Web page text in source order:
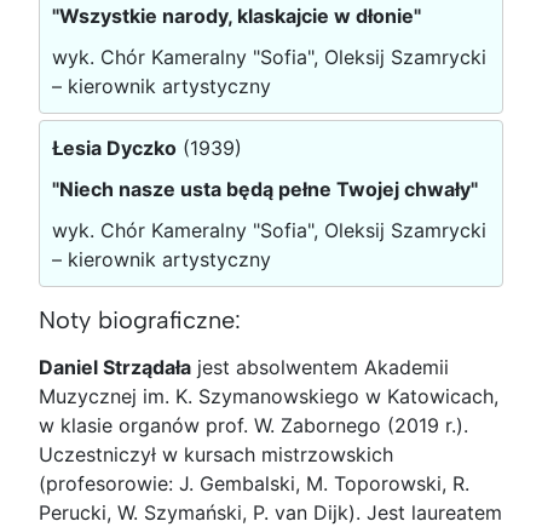
"Wszystkie narody, klaskajcie w dłonie"
wyk. Chór Kameralny "Sofia", Oleksij Szamrycki
– kierownik artystyczny
Łesia Dyczko (1939)
"Niech nasze usta będą pełne Twojej chwały"
wyk. Chór Kameralny "Sofia", Oleksij Szamrycki
– kierownik artystyczny
Noty biograficzne:
Daniel Strządała jest absolwentem Akademii
Muzycznej im. K. Szymanowskiego w Katowicach,
w klasie organów prof. W. Zabornego (2019 r.).
Uczestniczył w kursach mistrzowskich
(profesorowie: J. Gembalski, M. Toporowski, R.
Perucki, W. Szymański, P. van Dijk). Jest laureatem